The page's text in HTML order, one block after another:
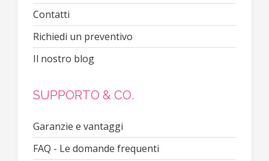
Contatti
Richiedi un preventivo
Il nostro blog
SUPPORTO & CO.
Garanzie e vantaggi
FAQ - Le domande frequenti